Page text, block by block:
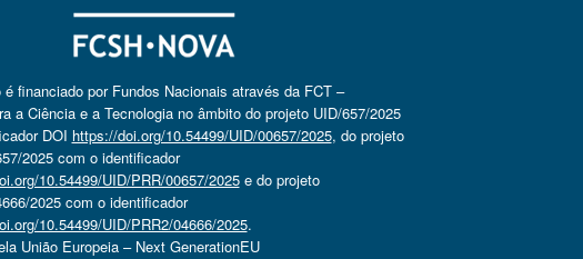
é financiado por Fundos Nacionais através da FCT –
a Ciência e a Tecnologia no âmbito do projeto UID/657/2025
DOI https://doi.org/10.54499/UID/00657/2025, do projeto
2025 com o identificador
10.54499/UID/PRR/00657/2025e do projeto
2025 com o identificador
10.54499/UID/PRR2/04666/2025.
União Europeia – Next GenerationEU